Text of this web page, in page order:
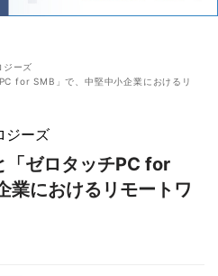
ジーズ
for SMB」で、中堅中小企業におけるリ
ジーズ
ゼロタッチPC for
業におけるリモートワ